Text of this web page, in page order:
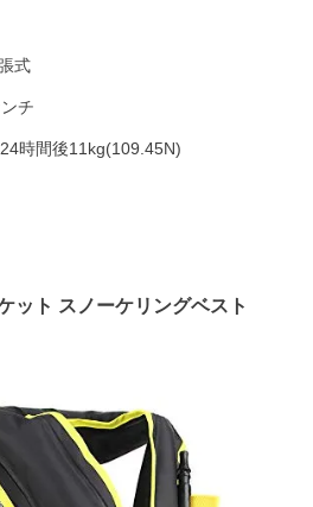
式
チ
時間後11kg(109.45N)
ト スノーケリングベスト